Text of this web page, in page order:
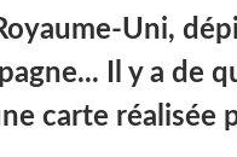
Uni,
Il y a de
carte réalisée